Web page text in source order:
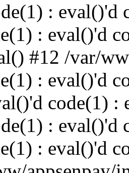
: eval()'d
: eval()'d
#12 /var/
: eval()'d
code(1) :
: eval()'d
: eval()'d